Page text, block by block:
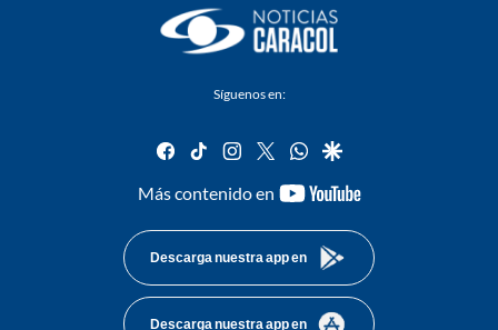
Síguenos en:
facebook
tiktok instagram
twitterwhatsapp
google
Más contenido en
youtube-
Descarga nuestra app en
Descarga nuestra app en